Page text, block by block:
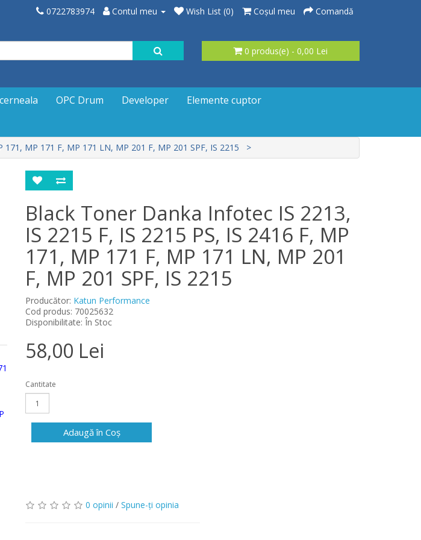
0722783974 Contul meu Wish List (0) Coşul meu Comandă
0 produs(e) - 0,00 Lei
OPC Drum Developer
Elemente cuptor
MP 171 F, MP 171 LN, MP 201 F, MP 201 SPF, IS 2215
Black Toner Danka Infotec IS 2213,
IS 2215 F, IS 2215 PS, IS 2416 F, MP
171, MP 171 F, MP 171 LN, MP 201
F, MP 201 SPF, IS 2215
Producător: Katun Performance
Cod produs: 70025632
Disponibilitate: În Stoc
58,00 Lei
Cantitate
Adaugă în Coş
0 opinii / Spune-ţi opinia